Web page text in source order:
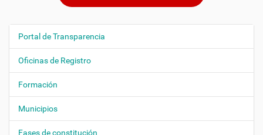
N
e
g
a
c
Portal de Transparencia
Oficinas de Registro
Formación
Municipios
Fases de constitución